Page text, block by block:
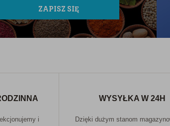
ZAPISZ SIĘ
i
WYSYŁKA W 24H
Dzięki dużym stanom